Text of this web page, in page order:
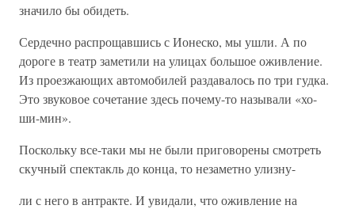
значило бы обидеть.
Сердечно распрощавшись с Ионеско, мы ушли. А по
дороге в театр заметили на улицах большое оживление.
Из проезжающих автомобилей раздавалось по три гудка.
Это звуковое сочетание здесь почему-то называли «хо-
ши-мин».
Поскольку все-таки мы не были приговорены смотреть
скучный спектакль до конца, то незаметно улизну-
ли с него в антракте. И увидали, что оживление на